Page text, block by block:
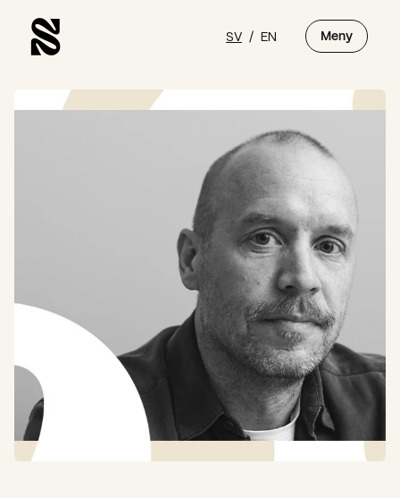
SV / EN Meny